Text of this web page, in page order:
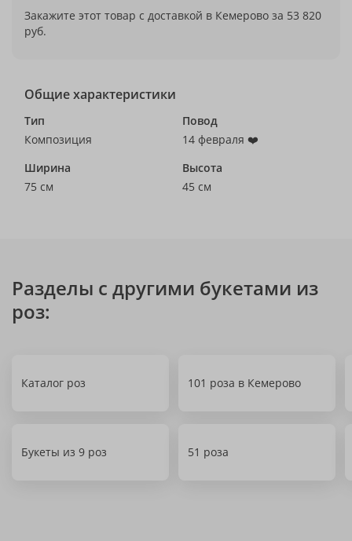
Закажите этот товар с доставкой в Кемерово за 53 820
руб.
Общие характеристики
Тип
Композиция
Повод
14 февраля ❤️
Ширина
75 см
Высота
45 см
Разделы с другими букетами из
роз:
Каталог роз 101 роза в Кемерово
Букеты из 9 роз 51 роза